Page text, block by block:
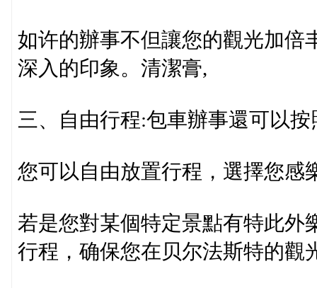
如许的辦事不但讓您的觀光加倍
深入的印象。清潔膏,
三、自由行程:包車辦事還可以
您可以自由放置行程，選擇您感
若是您對某個特定景點有特此外
行程，确保您在贝尔法斯特的觀